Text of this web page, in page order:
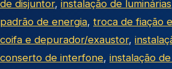
de disjuntor, instalação de luminárias
padrão de energia, troca de fiação
coifa e depurador/exaustor,
conserto de interfone, instalação